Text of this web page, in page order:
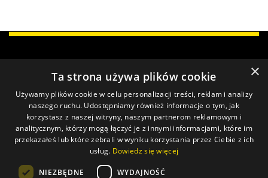
We apprehend the beauty of the light in
the most stylish forms. We create the
highest quality LED profiles tailored to all
individual requirements.
×
Ta strona używa plików cookie
Używamy plików cookie w celu personalizacji treści, reklam i analizy
naszego ruchu. Udostępniamy również informacje o tym, jak
korzystasz z naszej witryny, naszym partnerom reklamowym i
analitycznym, którzy mogą łączyć je z innymi informacjami, które im
przekazałeś lub które zebrali w wyniku korzystania przez Ciebie z ich
usług. Dowiedz się więcej
NIEZBĘDNE WYDAJNOŚĆ